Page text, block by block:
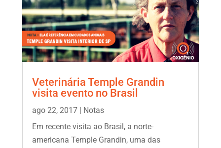
Veterinária Temple Grandin
visita evento no Brasil
ago 22, 2017|
Notas
Em recente visita ao Brasil, a norte-
americana Temple Grandin, uma das